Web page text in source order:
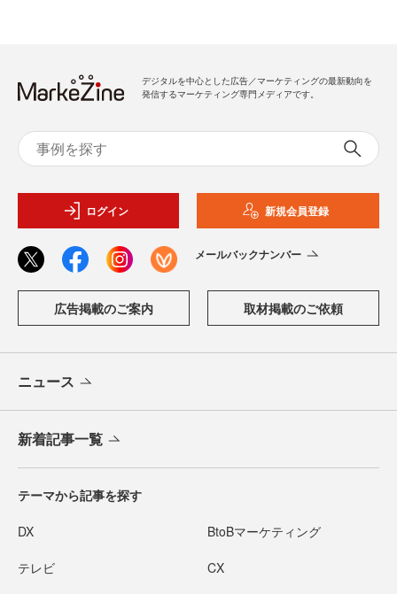
デジタルを中心とした広告／マーケティングの最新動向を
発信するマーケティング専門メディアです。
ログイン 新規会員登録
メールバックナンバー
広告掲載のご案内 取材掲載のご依頼
ニュース
新着記事一覧
テーマから記事を探す
DX BtoBマーケティング
テレビ CX